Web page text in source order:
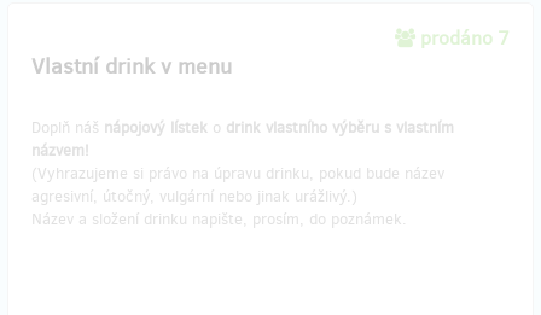
prodáno 7
Vlastní drink v menu
Doplň náš nápojový lístek o drink vlastního výběru s vlastním
názvem!
(Vyhrazujeme si právo na úpravu drinku, pokud bude název
agresivní, útočný, vulgární nebo jinak urážlivý.)
Název a složení drinku napište, prosím, do poznámek.